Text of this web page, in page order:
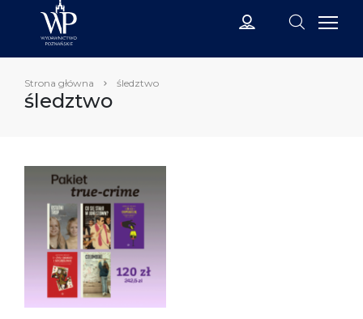
Strona główna śledztwo
śledztwo